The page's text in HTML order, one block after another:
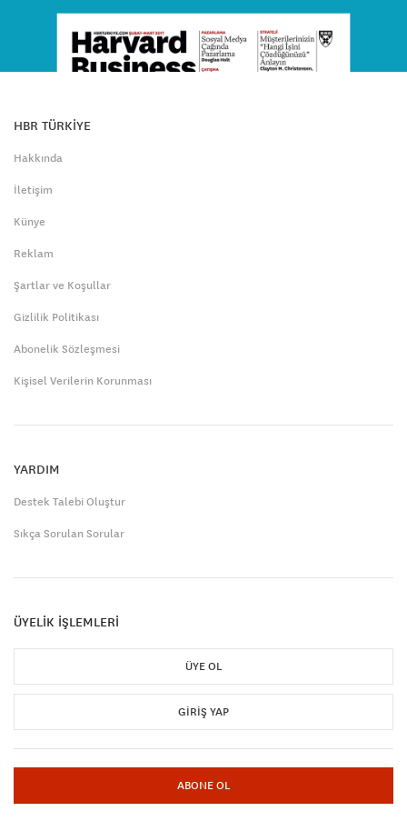
HBR TÜRKİYE
Hakkında
İletişim
Künye
Reklam
Şartlar ve Koşullar
Gizlilik Politikası
Abonelik Sözleşmesi
Kişisel Verilerin Korunması
YARDIM
Destek Talebi Oluştur
Sıkça Sorulan Sorular
ÜYELİK İŞLEMLERİ
ÜYE OL
GIRIŞ YAP
ABONE OL